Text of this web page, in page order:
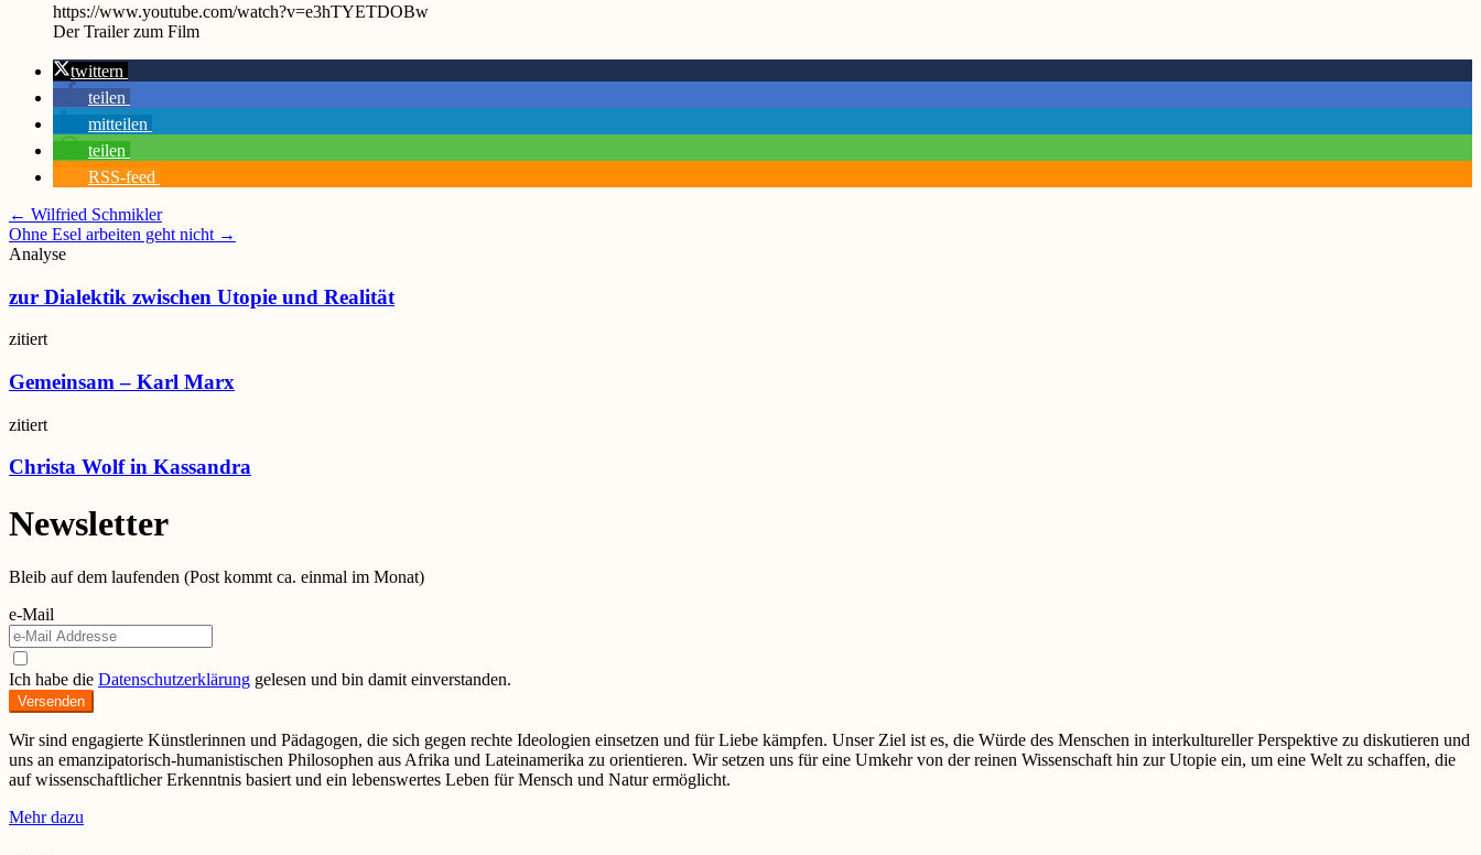
https://www.youtube.com/watch?v=e3hTYETDOBw
Der Trailer zum Film
twittern
teilen
mitteilen
teilen
RSS-feed
Posts
navigation
← Wilfried Schmikler
Ohne Esel arbeiten geht nicht →
Analyse
zur Dialektik zwischen Utopie und Realität
zitiert
Gemeinsam – Karl Marx
zitiert
Christa Wolf in Kassandra
Newsletter
Bleib auf dem laufenden (Post kommt ca. einmal im Monat)
e-Mail
Ich habe die Datenschutzerklärung gelesen und bin damit einverstanden.
Versenden
Wir sind engagierte Künstlerinnen und Pädagogen, die sich gegen rechte Ideologien einsetzen und für Liebe kämpfen. Unser Ziel ist es, die Würde des Menschen in interkultureller Perspektive zu diskutieren und
uns an emanzipatorisch-humanistischen Philosophen aus Afrika und Lateinamerika zu orientieren. Wir setzen uns für eine Umkehr von der reinen Wissenschaft hin zur Utopie ein, um eine Welt zu schaffen, die
auf wissenschaftlicher Erkenntnis basiert und ein lebenswertes Leben für Mensch und Natur ermöglicht.
Mehr dazu